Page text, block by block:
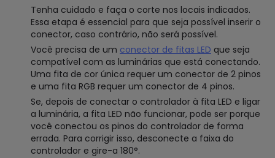
Tenha cuidado e faça o corte nos locais indicados.
Essa etapa é essencial para que seja possível inserir o
conector, caso contrário, não será possível.
Você precisa de um conector de fitas LED que seja
compatível com as luminárias que está conectando.
Uma fita de cor única requer um conector de 2 pinos
e uma fita RGB requer um conector de 4 pinos.
Se, depois de conectar o controlador à fita LED e ligar
a luminária, a fita LED não funcionar, pode ser porque
você conectou os pinos do controlador de forma
errada. Para corrigir isso, desconecte a faixa do
controlador e gire-a 180°.